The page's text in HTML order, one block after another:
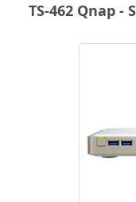
TS-462 Qnap -